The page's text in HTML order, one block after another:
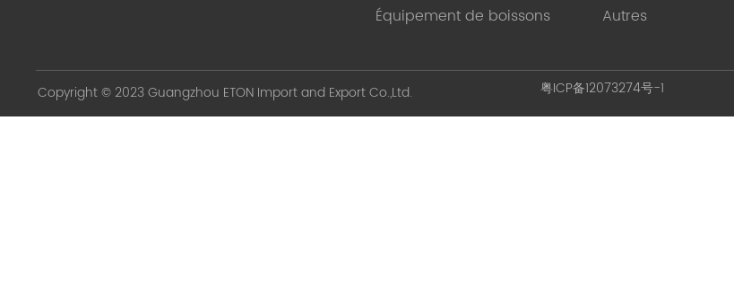
Équipement de boissons
Autres
Copyright © 2023 Guangzhou ETON Import and Export Co.,Ltd. 粤ICP备12073274号-1